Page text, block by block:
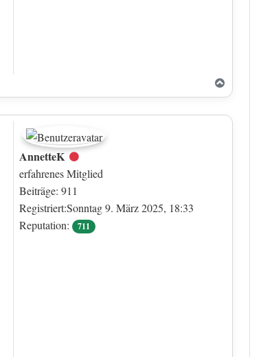
AnnetteK Offline
erfahrenes Mitglied
Beiträge: 911
Registriert:Sonntag 9. März 2025, 18:33
Reputation:
711